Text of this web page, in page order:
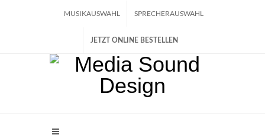
MUSIKAUSWAHL SPRECHERAUSWAHL
JETZT ONLINE BESTELLEN